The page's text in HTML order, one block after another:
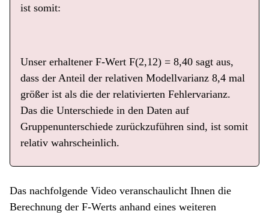
ist somit:
Unser erhaltener F-Wert F(2,12) = 8,40 sagt aus,
dass der Anteil der relativen Modellvarianz 8,4 mal
größer ist als die der relativierten Fehlervarianz.
Das die Unterschiede in den Daten auf
Gruppenunterschiede zurückzuführen sind, ist somit
relativ wahrscheinlich.
Das nachfolgende Video veranschaulicht Ihnen die
Berechnung der F-Werts anhand eines weiteren